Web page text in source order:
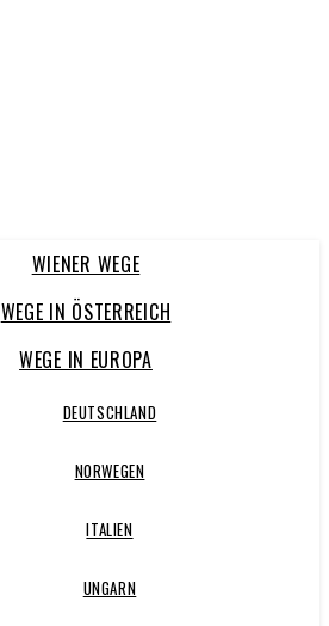
WIENER WEGE
WEGE IN ÖSTERREICH
WEGE IN EUROPA
DEUTSCHLAND
NORWEGEN
ITALIEN
UNGARN